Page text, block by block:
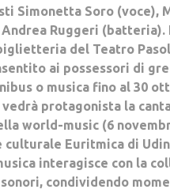
Simonetta Soro (voce),
Andrea Ruggeri
del Teatro
ai possessori di
o musica fino al 30
protagonista la
world-music (6
Euritmica di
interagisce con la
condividendo